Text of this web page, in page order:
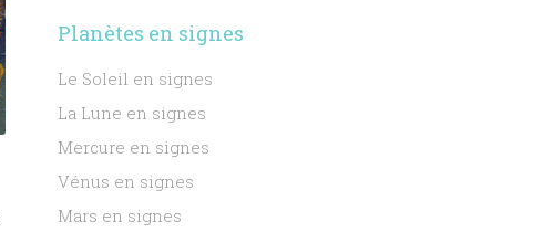
Planètes en signes
Le Soleil en signes
La Lune en signes
Mercure en signes
Vénus en signes
Mars en signes